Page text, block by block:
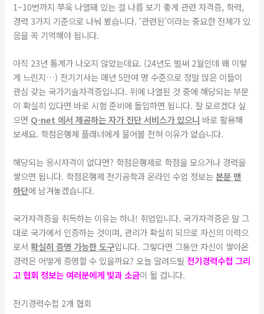
​1~10번까지 쭈욱 나열돼 있는 걸 나름 보기 좋게 관련 자격증, 학력,
경력 3가지 기준으로 나눠 봤습니다. ‘관련된’이라는 중요한 전제가 있
음을 꼭 기억해야 됩니다.
​아직 23년 통계가 나오지 않았는데요. (24년도 벌써 2월인데 왜 이렇
게 느린지…) 전기기사는 매년 5만여 명 수준으로 정말 많은 이들이
관심 갖는 국가기술자격증입니다. 위에 나열된 것 중에 해당되는 부문
이 확실히 있다면 바로 시험 준비에 돌입하면 됩니다. 잘 모르겠다 싶
으면 Q-net 에서 제공하는 자가 진단 서비스가 있으니 바로 활용해
보세요. 학점은행제 플래너에게 물어볼 전혀 이유가 없습니다.
​해당되는 응시자격이 없다면? 학점은행제로 학점을 모으거나 경력을
쌓으면 됩니다. 학점은행제 전기공학과 온라인 수업 정보는본문 맨
하단에 남겨놓겠습니다.
​국가자격증을 취득하는 이유는 하나! 취업입니다. 국가자격증은 말 그
대로 국가에서 인증하는 것이며, 관리가 확실히 되므로 자신의 이력으
로서확실히 증명 가능한 도구입니다. 그렇다면 그동안 자신이 쌓아온
경력은 어떻게 증명할 수 있을까요? 오늘 알려드릴전기경력수첩 그리
고 협회 정보는 여러분에게 빛과 소금이 될 겁니다.
전기경력수첩 2개 협회